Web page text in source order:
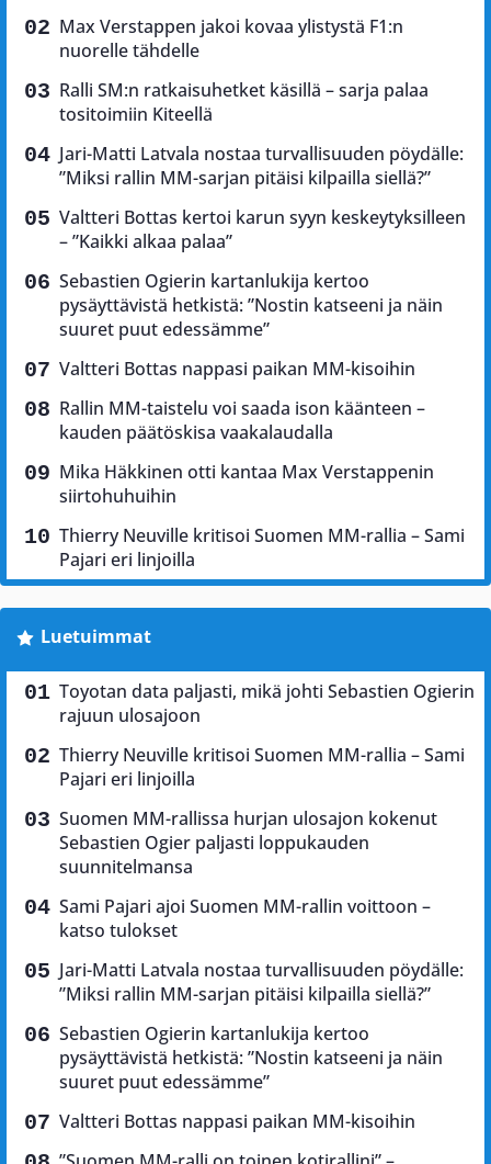
Max Verstappen jakoi kovaa ylistystä F1:n
nuorelle tähdelle
Ralli SM:n ratkaisuhetket käsillä – sarja palaa
tositoimiin Kiteellä
Jari-Matti Latvala nostaa turvallisuuden pöydälle:
”Miksi rallin MM-sarjan pitäisi kilpailla siellä?”
Valtteri Bottas kertoi karun syyn keskeytyksilleen
– ”Kaikki alkaa palaa”
Sebastien Ogierin kartanlukija kertoo
pysäyttävistä hetkistä: ”Nostin katseeni ja näin
suuret puut edessämme”
Valtteri Bottas nappasi paikan MM-kisoihin
Rallin MM-taistelu voi saada ison käänteen –
kauden päätöskisa vaakalaudalla
Mika Häkkinen otti kantaa Max Verstappenin
siirtohuhuihin
Thierry Neuville kritisoi Suomen MM-rallia – Sami
Pajari eri linjoilla
Luetuimmat
Toyotan data paljasti, mikä johti Sebastien Ogierin
rajuun ulosajoon
Thierry Neuville kritisoi Suomen MM-rallia – Sami
Pajari eri linjoilla
Suomen MM-rallissa hurjan ulosajon kokenut
Sebastien Ogier paljasti loppukauden
suunnitelmansa
Sami Pajari ajoi Suomen MM-rallin voittoon –
katso tulokset
Jari-Matti Latvala nostaa turvallisuuden pöydälle:
”Miksi rallin MM-sarjan pitäisi kilpailla siellä?”
Sebastien Ogierin kartanlukija kertoo
pysäyttävistä hetkistä: ”Nostin katseeni ja näin
suuret puut edessämme”
Valtteri Bottas nappasi paikan MM-kisoihin